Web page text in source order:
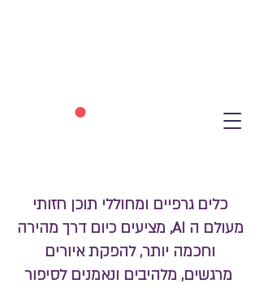
כלים גרפיים ומחוללי תוכן חזותי
מעולם ה AI, מציעים כיום דרך מהירה
וחכמה יותר, להפקת איורים
מרגשים, מלהיבים ונאמנים לסיפור